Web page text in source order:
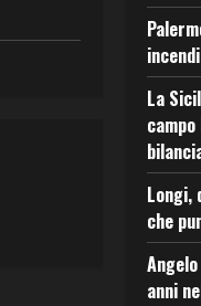
La
Longi,
che
anni